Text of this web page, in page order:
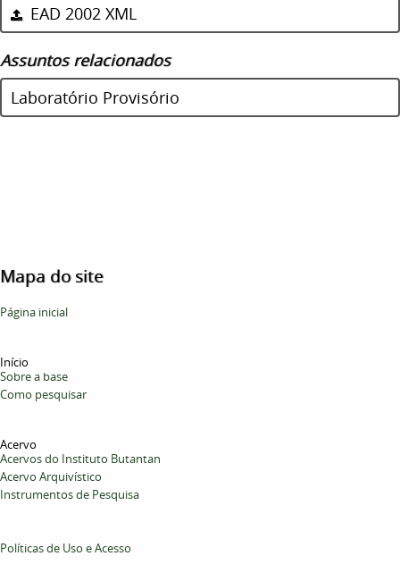
EAD 2002 XML
Assuntos relacionados
Laboratório Provisório
Mapa do site
Página inicial
Início
Sobre a base
Como pesquisar
Acervo
Acervos do Instituto Butantan
Acervo Arquivístico
Instrumentos de Pesquisa
Políticas de Uso e Acesso